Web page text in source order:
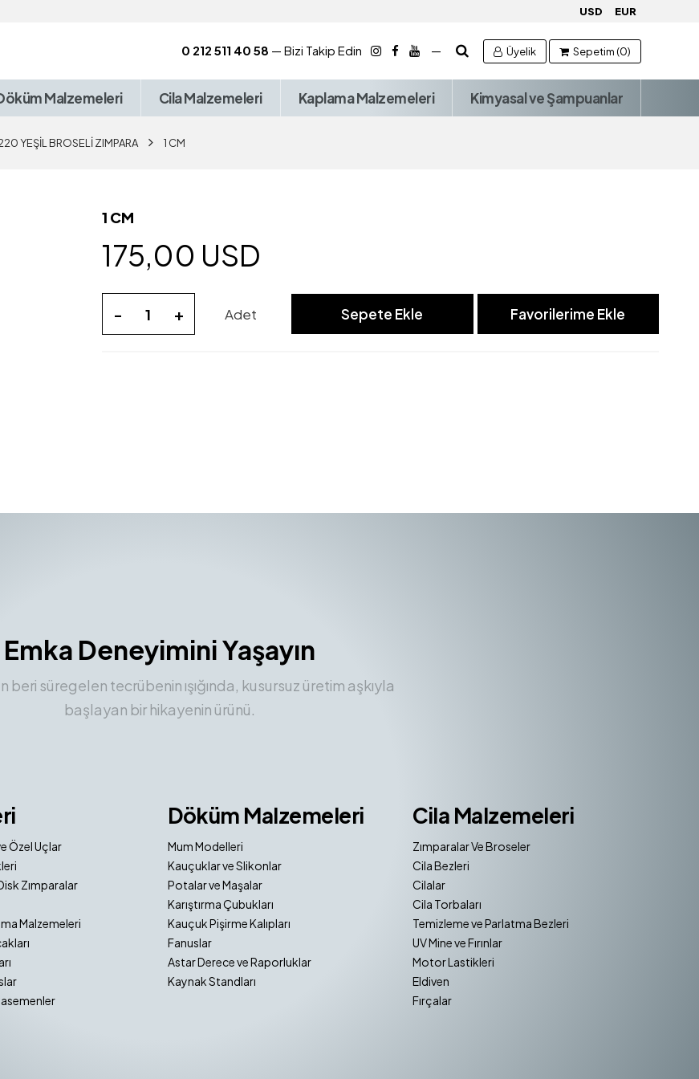
USD EUR
0 212 511 40 58 — Bizi Takip Edin — Üyelik Sepetim (0)
Malzemeleri Cila Malzemeleri Kaplama Malzemeleri Kimyasal ve Şampuanlar
YEŞİL BROSELİ ZIMPARA 1 CM
1 CM
175,00 USD
- + Adet Sepete Ekle Favorilerime Ekle
Emka Deneyimini Yaşayın
beri süregelen tecrübenin ışığında, kusursuz üretim aşkıyla
başlayan bir hikayenin ürünü.
Özel Uçlar
Zımparalar
Malzemeleri
Döküm Malzemeleri
Mum Modelleri
Kauçuklar ve Slikonlar
Potalar ve Maşalar
Karıştırma Çubukları
Kauçuk Pişirme Kalıpları
Fanuslar
Astar Derece ve Raporluklar
Kaynak Standları
Cila Malzemeleri
Zımparalar Ve Broseler
Cila Bezleri
Cilalar
Cila Torbaları
Temizleme ve Parlatma Bezleri
UV Mine ve Fırınlar
Motor Lastikleri
Eldiven
Fırçalar